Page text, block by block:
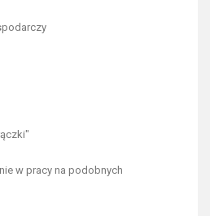
w pracy na podobnych